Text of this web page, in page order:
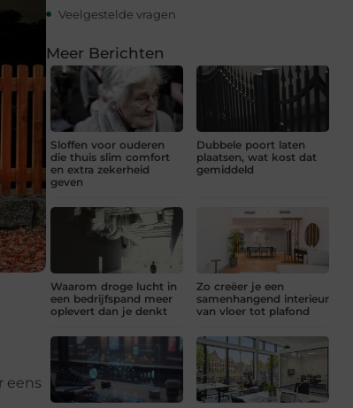
eens
Veelgestelde vragen
Meer Berichten
Sloffen voor ouderen
die thuis slim comfort
en extra zekerheid
geven
Dubbele poort laten
plaatsen, wat kost dat
gemiddeld
Waarom droge lucht in
een bedrijfspand meer
oplevert dan je denkt
Zo creëer je een
samenhangend interieur
van vloer tot plafond